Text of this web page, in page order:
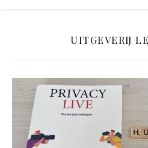
UITGEVERIJ